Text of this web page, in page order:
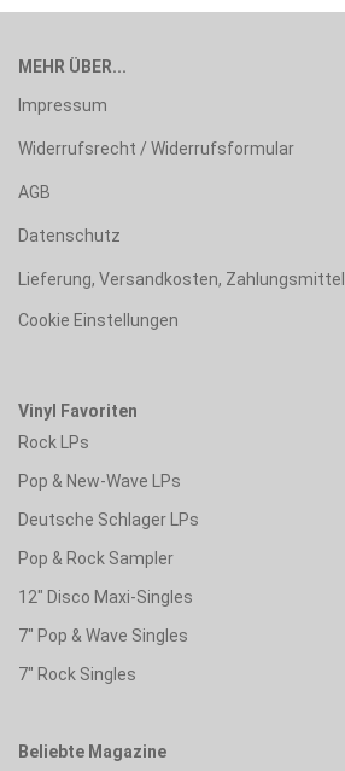
MEHR ÜBER...
Impressum
Widerrufsrecht / Widerrufsformular
AGB
Datenschutz
Lieferung, Versandkosten, Zahlungsmittel
Cookie Einstellungen
Vinyl Favoriten
Rock LPs
Pop & New-Wave LPs
Deutsche Schlager LPs
Pop & Rock Sampler
12" Disco Maxi-Singles
7" Pop & Wave Singles
7" Rock Singles
Beliebte Magazine